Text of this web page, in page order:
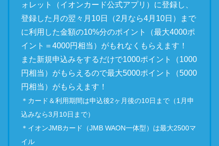
ォレット（イオンカード公式アプリ）に登録し、
登録した月の翌々月10日（2月なら4月10日）まで
に利用した金額の10%分のポイント（最大4000ポ
イント＝4000円相当）がもれなくもらえます！
また新規申込みをするだけで1000ポイント（1000
円相当）がもらえるので最大5000ポイント（5000
円相当）がもらえます！
＊カード＆利用期間は申込後2ヶ月後の10日まで（1月申
込みなら3月10日まで）
＊イオンJMBカード（JMB WAON一体型）は最大2500マ
イル